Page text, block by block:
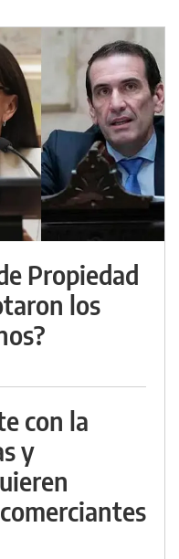
Propiedad
los
con la
y